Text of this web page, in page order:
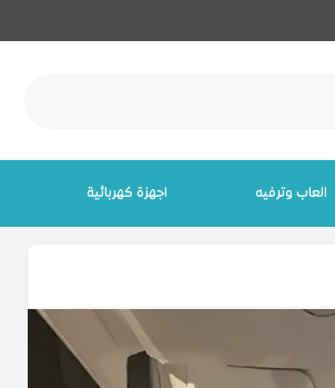
العاب وترفيه اجهزة كهربائية